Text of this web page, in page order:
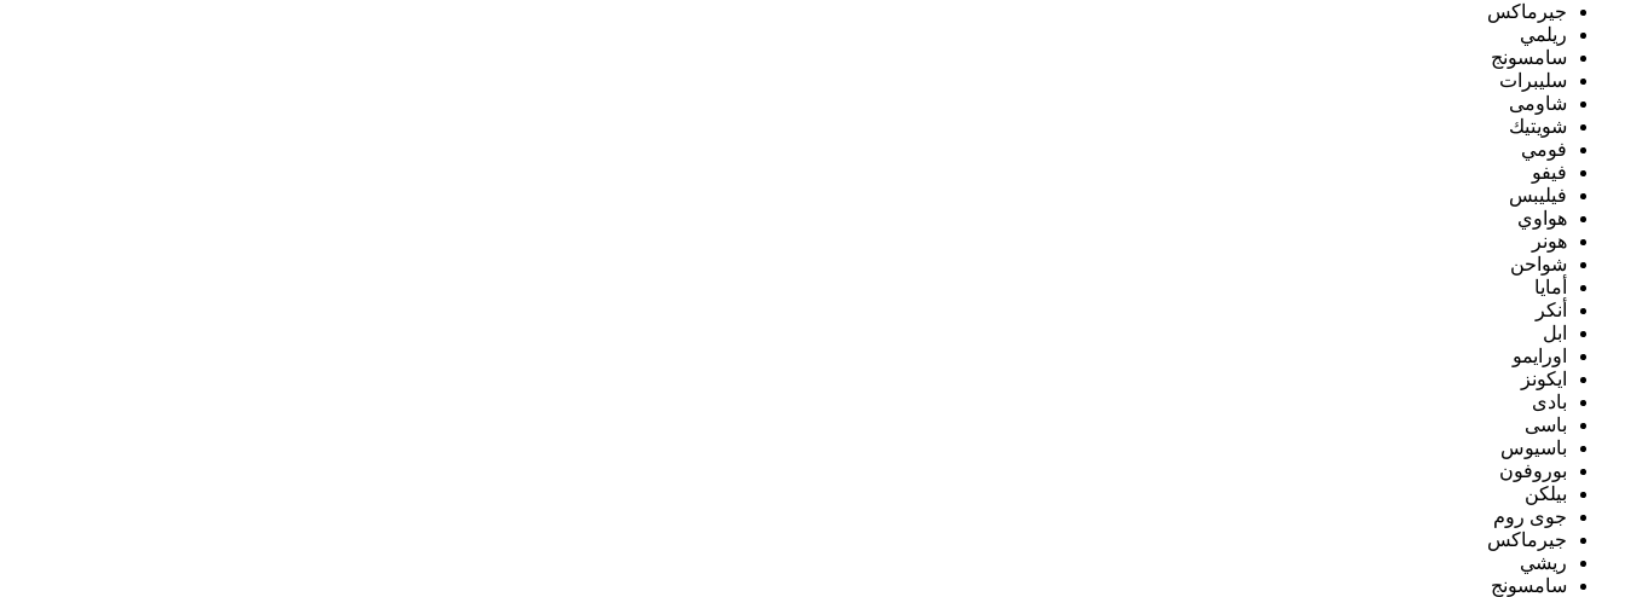
جيرماكس
ريلمي
سامسونج
سليبرات
شاومى
شويتيك
فومي
فيفو
فيليبس
هواوي
هونر
شواحن
أمايا
أنكر
ابل
اورايمو
ايكونز
بادى
باسى
باسيوس
بوروفون
بيلكن
جوى روم
جيرماكس
ريشي
سامسونج